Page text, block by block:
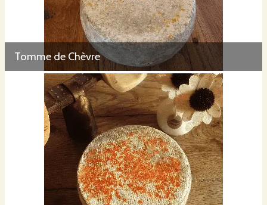
Tomme de Chèvre